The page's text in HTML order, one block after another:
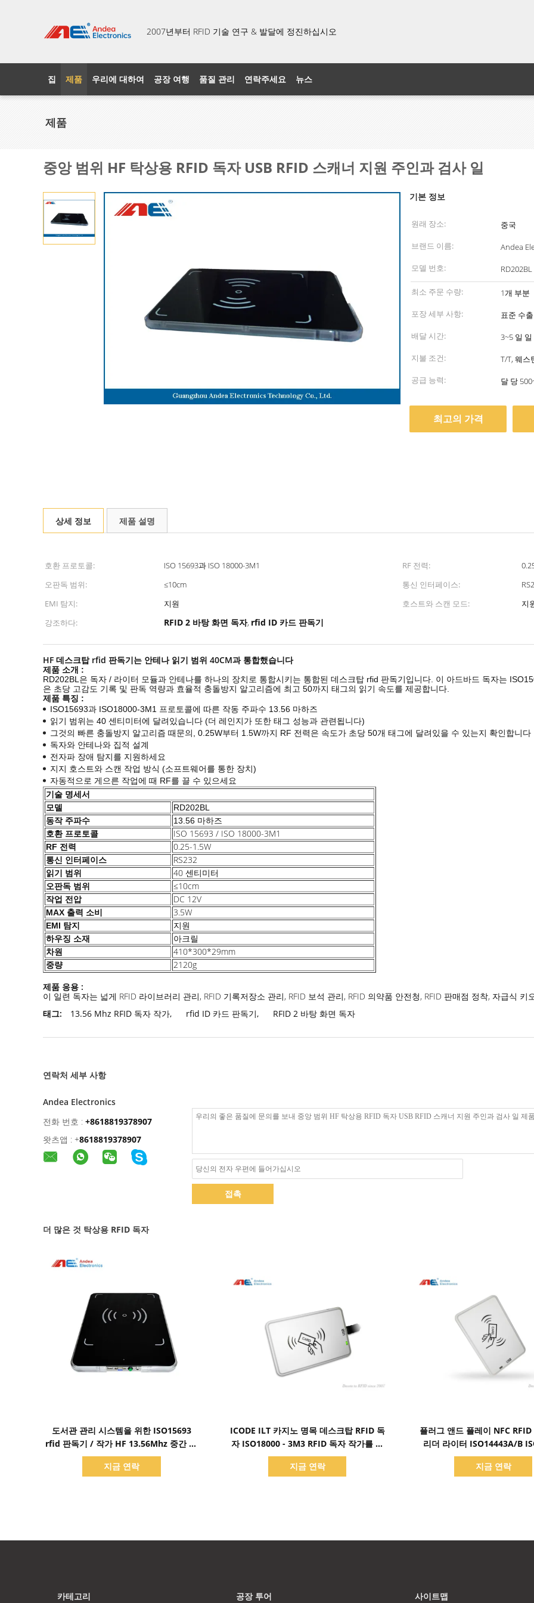
2007년부터 RFID 기술 연구 & 발달에 정진하십시오
집 제품 우리에 대하여 공장 여행 품질 관리 연락주세요 뉴스
제품
중앙 범위 HF 탁상용 RFID 독자 USB RFID 스캐너 지원 주인과 검사 일
기본 정보
원래 장소:
중국
브랜드 이름:
Andea
모델 번호:
RD202BL
최소 주문 수량:
1개 부분
포장 세부 사항:
표준 수
배달 시간:
3~5 일 일
지불 조건:
T/T, 웨스
공급 능력:
달 당
최고의 가격
상세 정보 제품 설명
호환 프로토콜: ISO 15693과 ISO 18000-3M1 RF 전력:
오판독 범위:
≤10cm 통신 인터페이스:
EMI 탐지:
지원 호스트와 스캔 모드:
지
강조하다:
RFID 2 바탕 화면 독자, rfid ID 카드 판독기
HF 데스크탑 rfid 판독기는 안테나 읽기 범위 40CM과 통합했습니다
제품 소개 :
RD202BL은 독자 / 라이터 모듈과 안테나를 하나의 장치로 통합시키는 통합된 데스크탑 rfid 판독기입니다. 이 아드바드 독자는
은 초당 고감도 기록 및 판독 역량과 효율적 충돌방지 알고리즘에 최고 50까지 태그의 읽기 속도를 제공합니다.
제품 특징 :
ISO15693과 ISO18000-3M1 프로토콜에 따른 작동 주파수 13.56 마하즈
읽기 범위는 40 센티미터에 달려있습니다 (더 레인지가 또한 태그 성능과 관련됩니다)
그것의 빠른 충돌방지 알고리즘 때문의, 0.25W부터 1.5W까지 RF 전력은 속도가 초당 50개 태그에 달려있을 수 있는지 확인합니다
독자와 안테나와 집적 설계
전자파 장애 탐지를 지원하세요
지지 호스트와 스캔 작업 방식 (소프트웨어를 통한 장치)
자동적으로 게으른 작업에 때 RF를 끌 수 있으세요
기술 명세서
모델
RD202BL
동작 주파수
13.56 마하즈
호환 프로토콜
ISO 15693 / ISO 18000-3M1
RF 전력 0.25-1.5W
통신 인터페이스 RS232
읽기 범위 40 센티미터
오판독 범위
≤10cm
작업 전압
DC 12V
MAX 출력 소비 3.5W
EMI 탐지
지원
하우징 소재
아크릴
차원 410*300*29mm
중량
2120g
제품 응용 :
이 일련 독자는 넓게 RFID 라이브러리 관리, RFID 기록저장소 관리, RFID 보석 관리, RFID 의약품 안전청, RFID 판매점 정착, 자급식 키
태그:
13.56 Mhz RFID 독자 작가, rfid ID 카드 판독기, RFID 2 바탕 화면 독자
연락처 세부 사항
Andea Electronics
전화 번호 : +8618819378907
왓츠앱 : +8618819378907
접촉
더 많은 것 탁상용 RFID 독자
도서관 관리 시스템을 위한 ISO15693
rfid 판독기 / 작가 HF 13.56Mhz 중간 범
위 직원 워크스테이션
지금 연락
ICODE ILT 카지노 명목 데스크탑 RFID 독
자 ISO18000 - 3M3 RFID 독자 작가를 읽
으십시오
지금 연락
플러그 앤드 플레이 NFC
리더 라이터 ISO14443A/B
ISO18000 - 3M3
지금 연락
카테고리 공장 투어 사이트맵